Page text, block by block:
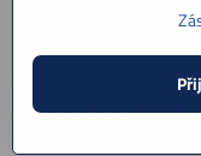
©2026Copyright